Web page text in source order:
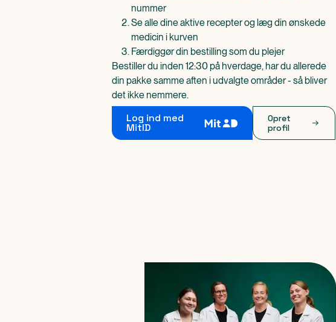
nummer
Se alle dine aktive recepter og læg din ønskede
medicin i kurven
Færdiggør din bestilling som du plejer
Bestiller du inden 12:30 på hverdage, har du allerede
din pakke samme aften i udvalgte områder - så bliver
det ikke nemmere.
Log ind med
MitID
Opret
profil